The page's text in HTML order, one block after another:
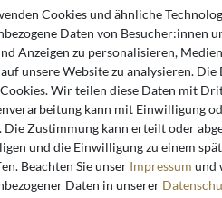
Couchtisch mit Glasplatte Honigfarben 98 cm
Cookies und ähnliche
Daten von Besucher:innen
Anzeigen zu personalisieren,
unsere Website zu analysieren.
Wir teilen diese Daten mit
kann mit Einwilligung
Die Zustimmung kann erteilt oder
und die Einwilligung zu einem
Beachten Sie unser Impressum und
Daten in unserer